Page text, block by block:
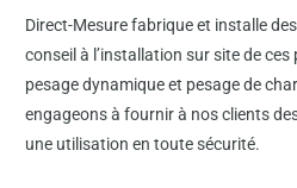
Direct-Mesure fabrique et installe
conseil à l’installation sur site de
pesage dynamique et pesage de
engageons à fournir à nos clients
une utilisation en toute sécurité.